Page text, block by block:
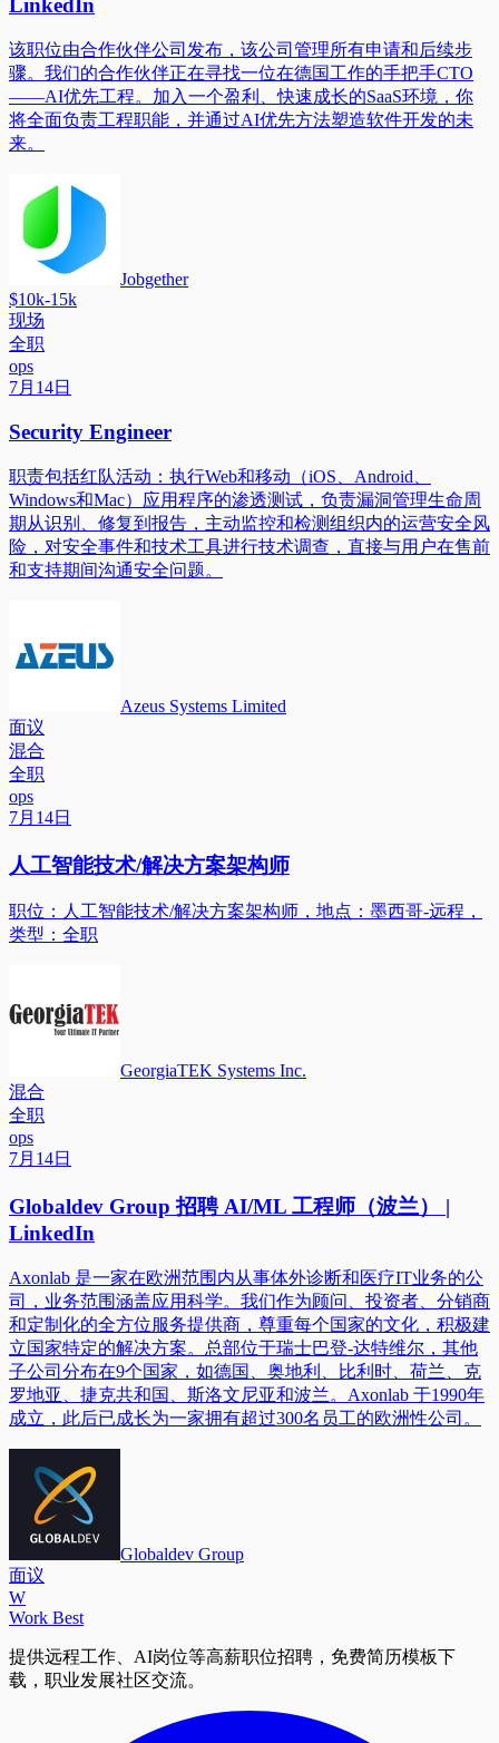
LinkedIn
该职位由合作伙伴公司发布，该公司管理所有申请和后续步
骤。我们的合作伙伴正在寻找一位在德国工作的手把手CTO
——AI优先工程。加入一个盈利、快速成长的SaaS环境，你
将全面负责工程职能，并通过AI优先方法塑造软件开发的未
来。
Jobgether
$10k-15k
现场
全职
ops
7月14日
Security Engineer
职责包括红队活动：执行Web和移动（iOS、Android、
Windows和Mac）应用程序的渗透测试，负责漏洞管理生命周
期从识别、修复到报告，主动监控和检测组织内的运营安全风
险，对安全事件和技术工具进行技术调查，直接与用户在售前
和支持期间沟通安全问题。
Azeus Systems Limited
面议
混合
全职
ops
7月14日
人工智能技术/解决方案架构师
职位：人工智能技术/解决方案架构师，地点：墨西哥-远程，
类型：全职
GeorgiaTEK Systems Inc.
混合
全职
ops
7月14日
Globaldev Group 招聘 AI/ML 工程师（波兰） |
LinkedIn
Axonlab 是一家在欧洲范围内从事体外诊断和医疗IT业务的公
司，业务范围涵盖应用科学。我们作为顾问、投资者、分销商
和定制化的全方位服务提供商，尊重每个国家的文化，积极建
立国家特定的解决方案。总部位于瑞士巴登-达特维尔，其他
子公司分布在9个国家，如德国、奥地利、比利时、荷兰、克
罗地亚、捷克共和国、斯洛文尼亚和波兰。Axonlab 于1990年
成立，此后已成长为一家拥有超过300名员工的欧洲性公司。
Globaldev Group
面议
W
Work Best
提供远程工作、AI岗位等高薪职位招聘，免费简历模板下
载，职业发展社区交流。